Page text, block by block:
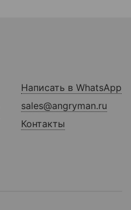
Написать в WhatsApp
sales@angryman.ru
Контакты